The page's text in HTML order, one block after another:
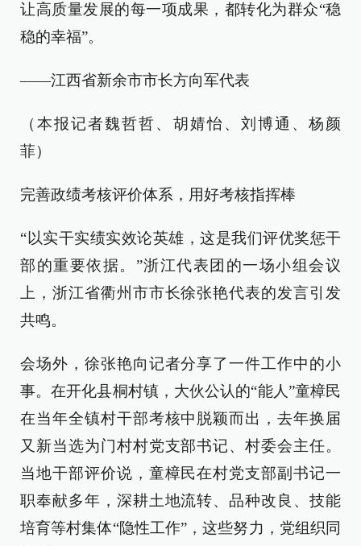
让高质量发展的每一项成果，都转化为群众“稳
稳的幸福”。
——江西省新余市市长方向军代表
（本报记者魏哲哲、胡婧怡、刘博通、杨颜
菲）
完善政绩考核评价体系，用好考核指挥棒
“以实干实绩实效论英雄，这是我们评优奖惩干
部的重要依据。”浙江代表团的一场小组会议
上，浙江省衢州市市长徐张艳代表的发言引发
共鸣。
会场外，徐张艳向记者分享了一件工作中的小
事。在开化县桐村镇，大伙公认的“能人”童樟民
在当年全镇村干部考核中脱颖而出，去年换届
又新当选为门村村党支部书记、村委会主任。
当地干部评价说，童樟民在村党支部副书记一
职奉献多年，深耕土地流转、品种改良、技能
培育等村集体“隐性工作”，这些努力，党组织同